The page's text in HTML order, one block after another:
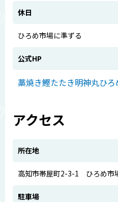
休日
ひろめ市場に準ずる
公式HP
藁焼き鰹たたき明神丸ひ
アクセス
所在地
高知市帯屋町2-3-1 ひろめ市
駐車場